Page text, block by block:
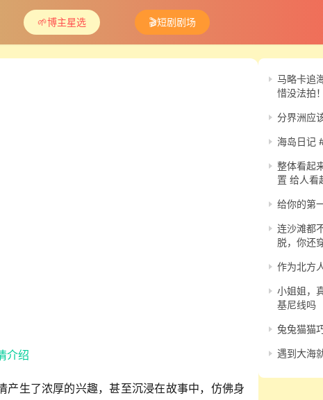
🌱博主星选 🎬短剧剧场
产生了浓厚的兴趣，甚至沉浸在故事中，仿佛身
马略卡追
惜没法拍！
分界洲应
海岛日记
整体看起
置 给人看
给你的第
连沙滩都
脱，你还
作为北方
小姐姐，
基尼线吗
兔兔猫猫
遇到大海